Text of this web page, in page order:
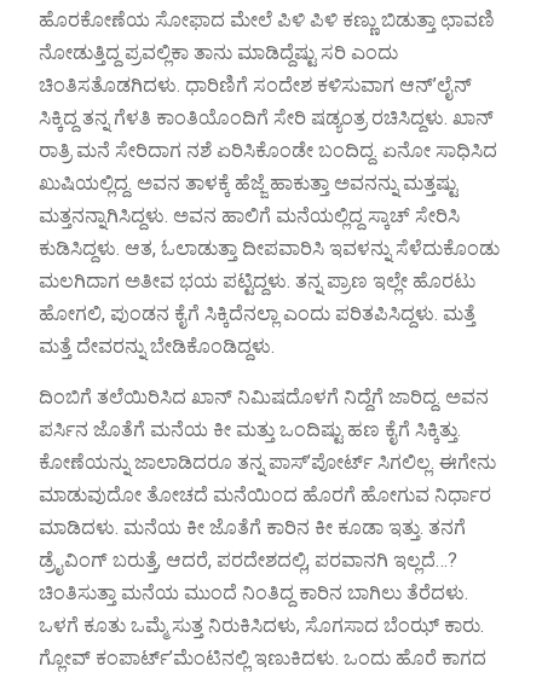
ಹೊರಕೋಣೆಯ ಸೋಫಾದ ಮೇಲೆ ಪಿಳಿ ಪಿಳಿ ಕಣ್ಣು ಬಿಡುತ್ತಾ ಛಾವಣಿ
ನೋಡುತ್ತಿದ್ದ ಪ್ರವಲ್ಲಿಕಾ ತಾನು ಮಾಡಿದ್ದೆಷ್ಟು ಸರಿ ಎಂದು
ಚಿಂತಿಸತೊಡಗಿದಳು. ಧಾರಿಣಿಗೆ ಸಂದೇಶ ಕಳಿಸುವಾಗ ಆನ್’ಲೈನ್
ಸಿಕ್ಕಿದ್ದ ತನ್ನ ಗೆಳತಿ ಕಾಂತಿಯೊಂದಿಗೆ ಸೇರಿ ಷಡ್ಯಂತ್ರ ರಚಿಸಿದ್ದಳು. ಖಾನ್
ರಾತ್ರಿ ಮನೆ ಸೇರಿದಾಗ ನಶೆ ಏರಿಸಿಕೊಂಡೇ ಬಂದಿದ್ದ. ಏನೋ ಸಾಧಿಸಿದ
ಖುಷಿಯಲ್ಲಿದ್ದ. ಅವನ ತಾಳಕ್ಕೆ ಹೆಜ್ಜೆ ಹಾಕುತ್ತಾ ಅವನನ್ನು ಮತ್ತಷ್ಟು
ಮತ್ತನನ್ನಾಗಿಸಿದ್ದಳು. ಅವನ ಹಾಲಿಗೆ ಮನೆಯಲ್ಲಿದ್ದ ಸ್ಕಾಚ್ ಸೇರಿಸಿ
ಕುಡಿಸಿದ್ದಳು. ಆತ, ಓಲಾಡುತ್ತಾ ದೀಪವಾರಿಸಿ ಇವಳನ್ನು ಸೆಳೆದುಕೊಂಡು
ಮಲಗಿದಾಗ ಅತೀವ ಭಯ ಪಟ್ಟಿದ್ದಳು. ತನ್ನ ಪ್ರಾಣ ಇಲ್ಲೇ ಹೊರಟು
ಹೋಗಲಿ, ಪುಂಡನ ಕೈಗೆ ಸಿಕ್ಕಿದೆನಲ್ಲಾ ಎಂದು ಪರಿತಪಿಸಿದ್ದಳು. ಮತ್ತೆ
ಮತ್ತೆ ದೇವರನ್ನು ಬೇಡಿಕೊಂಡಿದ್ದಳು.
ದಿಂಬಿಗೆ ತಲೆಯಿರಿಸಿದ ಖಾನ್ ನಿಮಿಷದೊಳಗೆ ನಿದ್ದೆಗೆ ಜಾರಿದ್ದ. ಅವನ
ಪರ್ಸಿನ ಜೊತೆಗೆ ಮನೆಯ ಕೀ ಮತ್ತು ಒಂದಿಷ್ಟು ಹಣ ಕೈಗೆ ಸಿಕ್ಕಿತ್ತು.
ಕೋಣೆಯನ್ನು ಜಾಲಾಡಿದರೂ ತನ್ನ ಪಾಸ್’ಪೋರ್ಟ್ ಸಿಗಲಿಲ್ಲ. ಈಗೇನು
ಮಾಡುವುದೋ ತೋಚದೆ ಮನೆಯಿಂದ ಹೊರಗೆ ಹೋಗುವ ನಿರ್ಧಾರ
ಮಾಡಿದಳು. ಮನೆಯ ಕೀ ಜೊತೆಗೆ ಕಾರಿನ ಕೀ ಕೂಡಾ ಇತ್ತು. ತನಗೆ
ಡ್ರೈವಿಂಗ್ ಬರುತ್ತೆ, ಆದರೆ, ಪರದೇಶದಲ್ಲಿ, ಪರವಾನಗಿ ಇಲ್ಲದೆ…?
ಚಿಂತಿಸುತ್ತಾ ಮನೆಯ ಮುಂದೆ ನಿಂತಿದ್ದ ಕಾರಿನ ಬಾಗಿಲು ತೆರೆದಳು.
ಒಳಗೆ ಕೂತು ಒಮ್ಮೆ ಸುತ್ತ ನಿರುಕಿಸಿದಳು, ಸೊಗಸಾದ ಬೆಂಝ್ ಕಾರು.
ಗ್ಲೋವ್ ಕಂಪಾರ್ಟ್’ಮೆಂಟಿನಲ್ಲಿ ಇಣುಕಿದಳು. ಒಂದು ಹೊರೆ ಕಾಗದ